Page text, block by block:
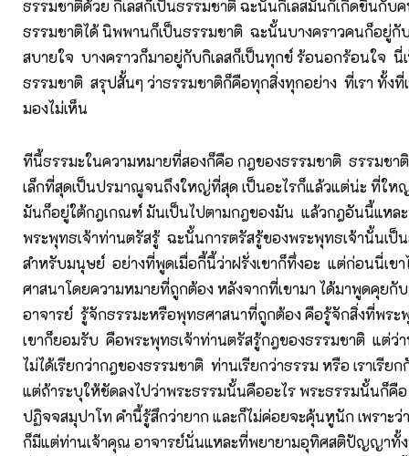
ธรรมชาติด้วย กิเลสก็เป็นธรรมชาติ ฉะนั้นกิเลสมันก็เกิดขึ้นกับ
ธรรมชาติได้ นิพพานก็เป็นธรรมชาติ ฉะนั้นบางคราวคนก็อยู่
สบายใจ บางคราวก็มาอยู่กับกิเลสก็เป็นทุกข์ ร้อนอกร้อนใจ นี่เ
ธรรมชาติ สรุปสั้นๆ ว่าธรรมชาติก็คือทุกสิ่งทุกอย่าง ที่เรา ทั้งที่
มองไม่เห็น
ทีนี้ธรรมะในความหมายที่สองก็คือ กฎของธรรมชาติ ธรรมชา
เล็กที่สุดเป็นปรมาณูจนถึงใหญ่ที่สุด เป็นอะไรก็แล้วแต่น่ะ ที่ใ
มันก็อยู่ใต้กฎเกณฑ์ มันเป็นไปตามกฎของมัน แล้วกฎอันนี้แหล
พระพุทธเจ้าท่านตรัสรู้ ฉะนั้นการตรัสรู้ของพระพุทธเจ้านั้นเป็
สำหรับมนุษย์ อย่างที่พูดเมื่อกี้นี้ว่าฝรั่งเขาก็ทึ่งอะ แต่ก่อนนี่เข
ศาสนาโดยความหมายที่ถูกต้อง หลังจากที่เขามา ได้มาพูดคุยกั
อาจารย์ รู้จักธรรมะหรือพุทธศาสนาที่ถูกต้อง คือรู้จักสิ่งที่พระ
เขาก็ยอมรับ คือพระพุทธเจ้าท่านตรัสรู้กฎของธรรมชาติ แต่ว่
ไม่ได้เรียกว่ากฎของธรรมชาติ ท่านเรียกว่าธรรม หรือ เราเรีย
แต่ถ้าระบุให้ชัดลงไปว่าพระธรรมนั้นคืออะไร พระธรรมนั้นก็คื
ปฏิจจสมุปาโท คำนี้รู้สึกว่ายาก และก็ไม่ค่อยจะคุ้นหูนัก เพราะว่
ก็มีแต่ท่านเจ้าคุณ อาจารย์นั่นแหละที่พยายามอุทิศสติปัญญาทั้